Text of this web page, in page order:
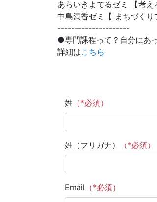
あらいきよてるゼミ 【考え
中島満香ゼミ【 まちづくり
---------------------
●専門課程って？自分にあ
詳細はこちら
姓 （*必須）
姓（フリガナ） （*必須）
Email （*必須）